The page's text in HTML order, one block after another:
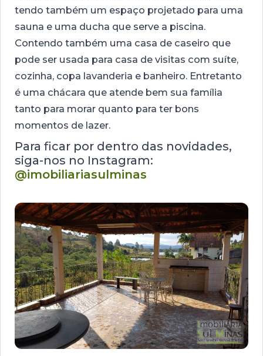
tendo também um espaço projetado para uma
sauna e uma ducha que serve a piscina.
Contendo também uma casa de caseiro que
pode ser usada para casa de visitas com suíte,
cozinha, copa lavanderia e banheiro. Entretanto
é uma chácara que atende bem sua família
tanto para morar quanto para ter bons
momentos de lazer.
Para ficar por dentro das novidades,
siga-nos no Instagram:
@imobiliariasulminas